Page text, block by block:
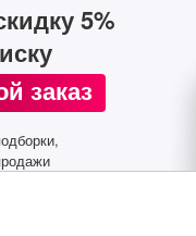
5%
заказ